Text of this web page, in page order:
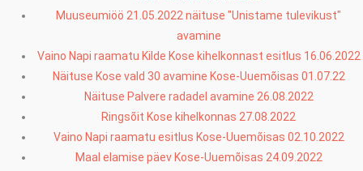
Muuseumiöö 21.05.2022 näituse "Unistame tulevikust"
avamine
Vaino Napi raamatu Kilde Kose kihelkonnast esitlus 16.06.2022
Näituse Kose vald 30 avamine Kose-Uuemõisas 01.07.22
Näituse Palvere radadel avamine 26.08.2022
Ringsõit Kose kihelkonnas 27.08.2022
Vaino Napi raamatu esitlus Kose-Uuemõisas 02.10.2022
Maal elamise päev Kose-Uuemõisas 24.09.2022